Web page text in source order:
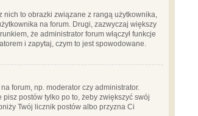
to obrazki związane z rangą użytkownika,
na forum. Drugi, zazwyczaj większy
że administrator forum włączył funkcje
i zapytaj, czym to jest spowodowane.
forum, np. moderator czy administrator.
postów tylko po to, żeby zwiększyć swój
Twój licznik postów albo przyzna Ci